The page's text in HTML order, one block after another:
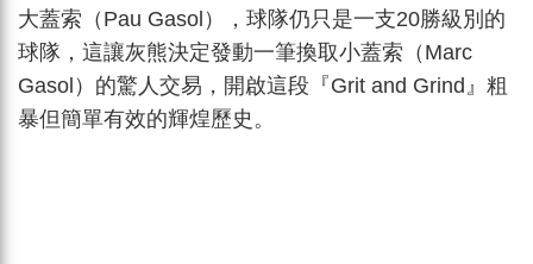
大蓋索（Pau Gasol），球隊仍只是一支20勝級別的
球隊，這讓灰熊決定發動一筆換取小蓋索（Marc
Gasol）的驚人交易，開啟這段『Grit and Grind』粗
暴但簡單有效的輝煌歷史。